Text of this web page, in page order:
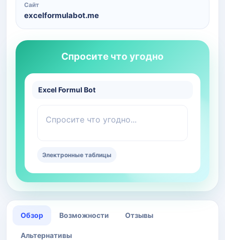
Сайт
excelformulabot.me
Спросите что угодно
Excel Formul Bot
Спросите что угодно...
Электронные таблицы
Обзор Возможности Отзывы
Альтернативы